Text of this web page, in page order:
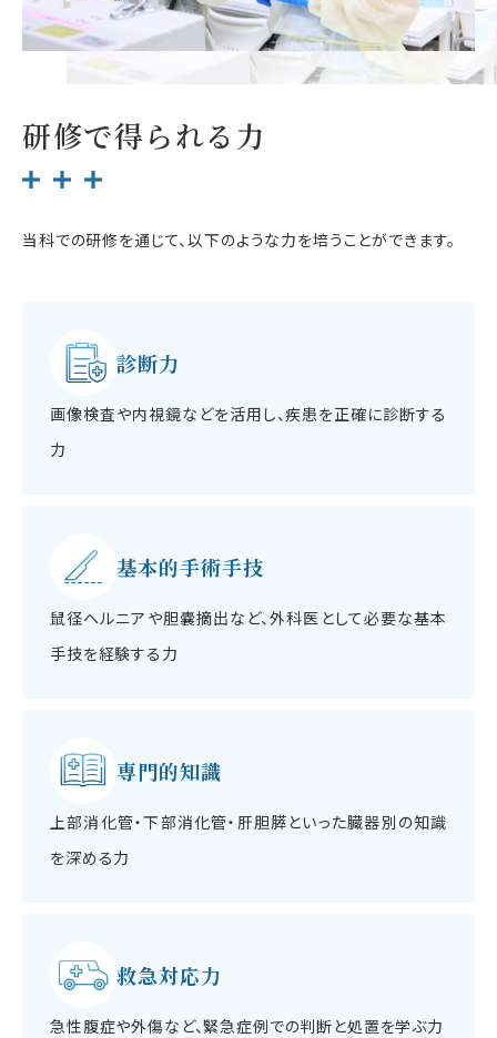
研修で得られる力
当科での研修を通じて、以下のような力を培うことができます。
診断力
画像検査や内視鏡などを活用し、疾患を正確に診断する
力
基本的手術手技
鼠径ヘルニアや胆嚢摘出など、外科医として必要な基本
手技を経験する力
専門的知識
上部消化管・下部消化管・肝胆膵といった臓器別の知識
を深める力
救急対応力
急性腹症や外傷など、緊急症例での判断と処置を学ぶ力